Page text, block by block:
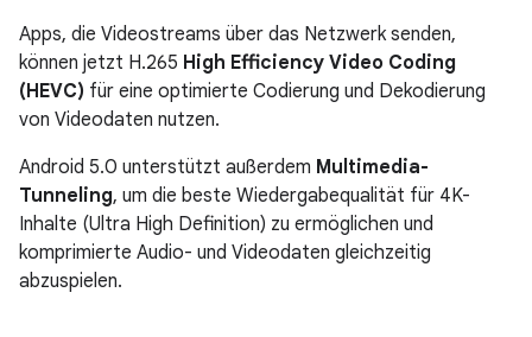
Apps, die Videostreams über das Netzwerk senden,
können jetzt H.265 High Efficiency Video Coding
(HEVC) für eine optimierte Codierung und Dekodierung
von Videodaten nutzen.
Android 5.0 unterstützt außerdem Multimedia-
Tunneling, um die beste Wiedergabequalität für 4K-
Inhalte (Ultra High Definition) zu ermöglichen und
komprimierte Audio- und Videodaten gleichzeitig
abzuspielen.